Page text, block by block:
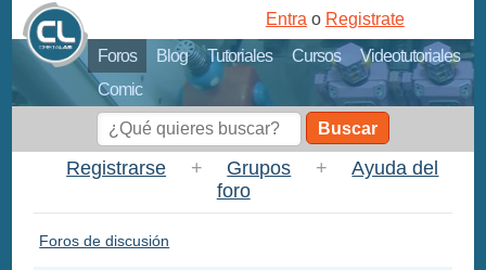
Foros Blog Tutoriales Cursos
Videotutoriales
Comic
Entra o Registrate
Buscar
Registrarse + Grupos +
Ayuda del
foro
Foros de discusión